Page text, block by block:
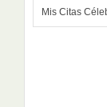
Mis Citas